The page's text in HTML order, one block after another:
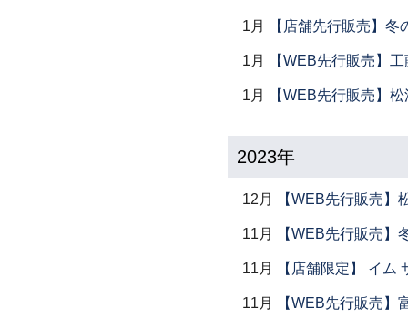
1月 【店舗先行販売】冬
1月 【WEB先行販売】
1月 【WEB先行販売】
2023年
12月 【WEB先行販売】
11月 【WEB先行販売】
11月 【店舗限定】 イ
11月 【WEB先行販売】